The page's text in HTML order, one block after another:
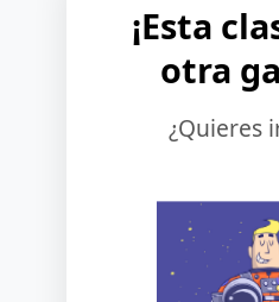
¡Esta
otra
¿Quieres